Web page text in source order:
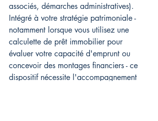
associés, démarches administratives).
Intégré à votre stratégie patrimoniale -
notamment lorsque vous utilisez une
calculette de prêt immobilier pour
évaluer votre capacité d'emprunt ou
concevoir des montages financiers - ce
dispositif nécessite l'accompagnement